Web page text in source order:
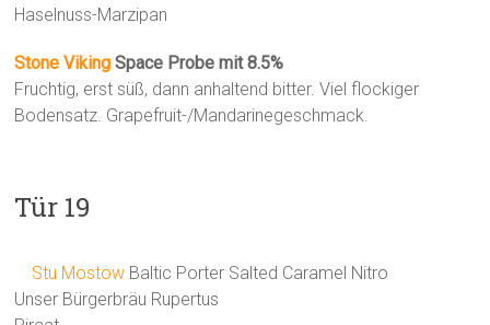
Haselnuss-Marzipan
Stone Viking Space Probe mit 8.5%
Fruchtig, erst süß, dann anhaltend bitter. Viel flockiger
Bodensatz. Grapefruit-/Mandarinegeschmack.
Tür 19
Stu Mostow Baltic Porter Salted Caramel Nitro
Unser Bürgerbräu Rupertus